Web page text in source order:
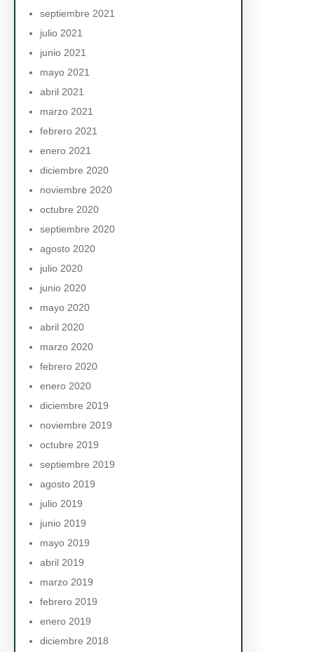
septiembre 2021
julio 2021
junio 2021
mayo 2021
abril 2021
marzo 2021
febrero 2021
enero 2021
diciembre 2020
noviembre 2020
octubre 2020
septiembre 2020
agosto 2020
julio 2020
junio 2020
mayo 2020
abril 2020
marzo 2020
febrero 2020
enero 2020
diciembre 2019
noviembre 2019
octubre 2019
septiembre 2019
agosto 2019
julio 2019
junio 2019
mayo 2019
abril 2019
marzo 2019
febrero 2019
enero 2019
diciembre 2018